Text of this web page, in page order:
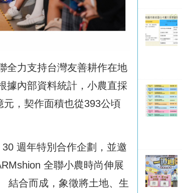
全力支持台灣友善耕作在地
據內部資料統計，小農直採
，契作面積也從393公頃
週年特別合作企劃，並邀
全聯小農時尚伸展
結合而成，象徵將土地、生